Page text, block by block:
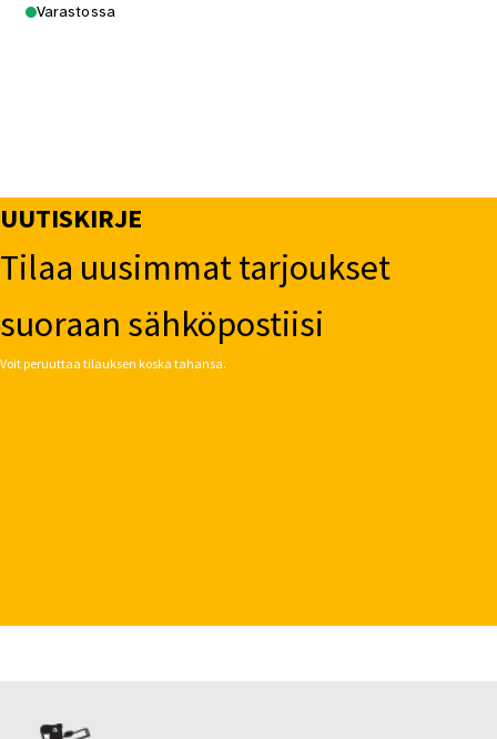
Varastossa
UUTISKIRJE
Tilaa uusimmat tarjoukset
suoraan sähköpostiisi
Voit peruuttaa tilauksen koska tahansa.